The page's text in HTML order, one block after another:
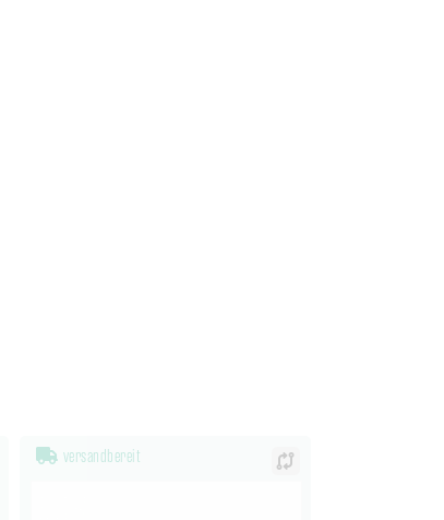
versandbereit